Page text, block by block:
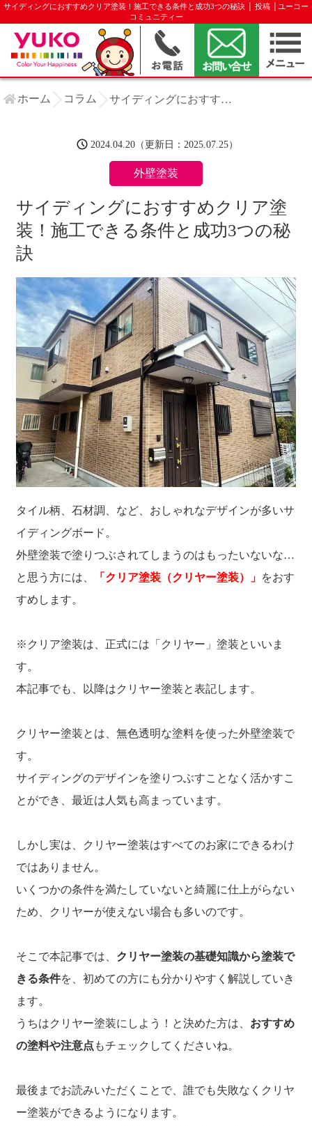
サイディングにおすすめクリア塗装！施工できる条件と成功3つの秘訣 │ 投稿 │ユーコー
コミュニティー
ホーム コラム サイディングにおすすめクリア塗装！施工できる条件と成功3つの秘訣
2024.04.20（更新日：2025.07.25）
外壁塗装
サイディングにおすすめクリア塗
装！施工できる条件と成功3つの秘
訣
タイル柄、石材調、など、おしゃれなデザインが多いサ
イディングボード。
外壁塗装で塗りつぶされてしまうのはもったいないな…
と思う方には、
「クリア塗装（クリヤー塗装）」 をおす
すめします。
※クリア塗装は、正式には「クリヤー」塗装といいま
す。
本記事でも、以降はクリヤー塗装と表記します。
クリヤー塗装とは、無色透明な塗料を使った外壁塗装で
す。
サイディングのデザインを塗りつぶすことなく活かすこ
とができ、最近は人気も高まっています。
しかし実は、クリヤー塗装はすべてのお家にできるわけ
ではありません。
いくつかの条件を満たしていないと綺麗に仕上がらない
ため、クリヤーが使えない場合も多いのです。
そこで本記事では、 クリヤー塗装の基礎知識から塗装で
きる条件を、初めての方にも分かりやすく解説していき
ます。
うちはクリヤー塗装にしよう！と決めた方は、 おすすめ
の塗料や注意点 もチェックしてくださいね。
最後までお読みいただくことで、誰でも失敗なくクリヤ
ー塗装ができるようになります。